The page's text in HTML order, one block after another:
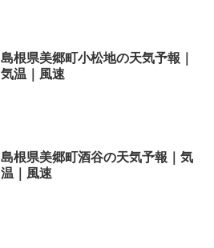
島根県美郷町小松地の天気予報｜
気温｜風速
島根県美郷町酒谷の天気予報｜気
温｜風速